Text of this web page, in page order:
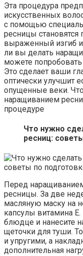
Эта процедура
искусственных
с помощью
ресницы становятся
выраженный изгиб
ли вы делать
можете попробовать
Это сделает ваши
оптически улучшит
опущенные веки.
наращиванием
процедуре
Что нужно
ресниц:
Перед
ресницы. За две
масляную маску на
капсулы витамина
блюдце и нанесите
щеточки для туши.
и упругими, а
дополнительная